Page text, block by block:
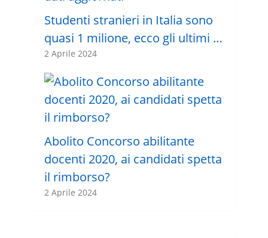
Studenti stranieri in Italia sono
quasi 1 milione, ecco gli ultimi …
2 Aprile 2024
Abolito Concorso abilitante
docenti 2020, ai candidati spetta
il rimborso?
2 Aprile 2024